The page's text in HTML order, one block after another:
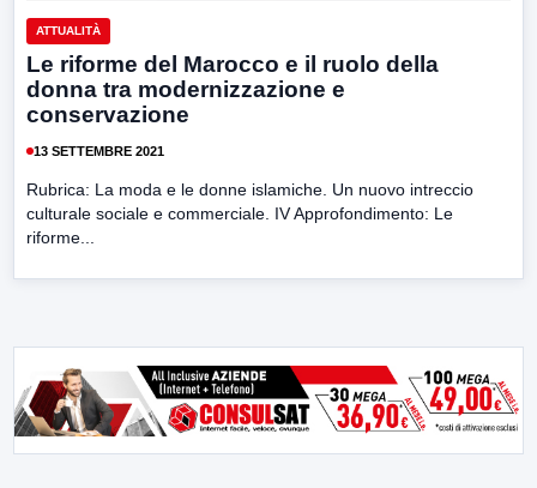
ATTUALITÀ
Le riforme del Marocco e il ruolo della
donna tra modernizzazione e
conservazione
13 SETTEMBRE 2021
Rubrica: La moda e le donne islamiche. Un nuovo intreccio
culturale sociale e commerciale. IV Approfondimento: Le
riforme...